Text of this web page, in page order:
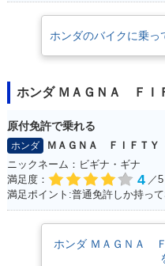
ホンダのバイクに乗っ
ホンダ ＭＡＧＮＡ ＦＩ
原付免許で乗れる
ホンダ
ＭＡＧＮＡ ＦＩＦＴＹ
ニックネーム：ビギナ・ギナ
満足度：
4 ／5
ホンダ ＭＡＧＮＡ